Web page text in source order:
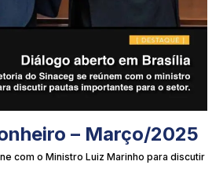
– Março/2025
com o Ministro Luiz Marinho para discutir